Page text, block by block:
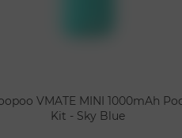
VMATE MINI 1000mAh
Kit - Sky Blue